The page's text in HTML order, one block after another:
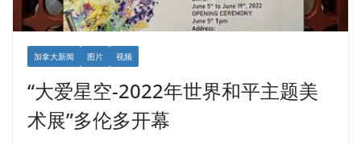
加拿大新闻 图片 视频
“大爱星空-2022年世界和平主题美
术展”多伦多开幕